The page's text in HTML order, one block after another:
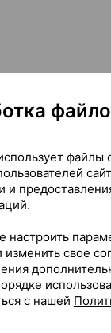
×1, Куафер
8
файлы
и
настроить
свое
с нашей